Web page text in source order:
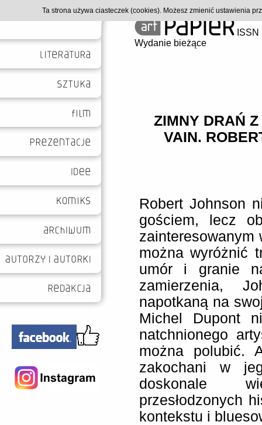
Wydanie bieżące
ZIMNY DRAŃ
VAIN.
Robert Johnson
gościem, lecz
zainteresowanym
można wyróżnić
umór i granie
zamierzenia,
napotkaną na
Michel Dupont
natchnionego
można polubić.
zakochani w
doskonale
przesłodzonych
kontekstu i
Ta strona używa ciasteczek (cookies). Możesz zmienić ustawienia